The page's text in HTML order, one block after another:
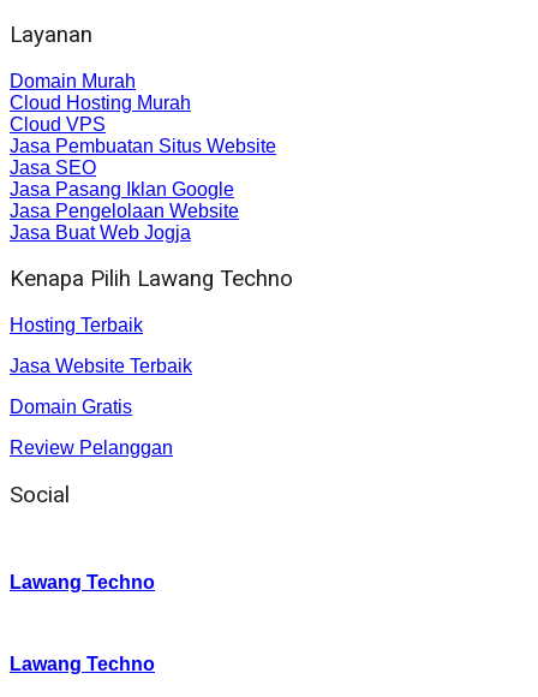
Layanan
Domain Murah
Cloud Hosting Murah
Cloud VPS
Jasa Pembuatan Situs Website
Jasa SEO
Jasa Pasang Iklan Google
Jasa Pengelolaan Website
Jasa Buat Web Jogja
Kenapa Pilih Lawang Techno
Hosting Terbaik
Jasa Website Terbaik
Domain Gratis
Review Pelanggan
Social
Lawang Techno
Lawang Techno